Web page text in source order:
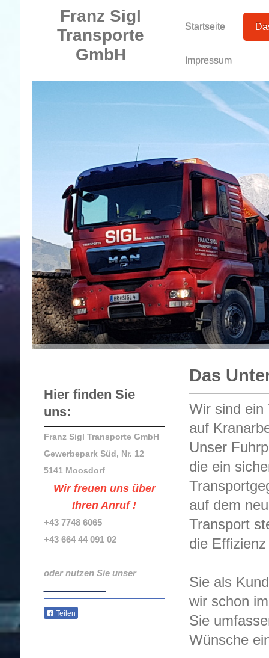
Franz Sigl
Transporte
GmbH
Startseite
Impressum
Das
Wir sind ein
auf
Unser
die ein
auf dem
Transport
die
Sie als
wir schon
Sie
Wünsche
Hier finden Sie
uns:
Franz Sigl Transporte GmbH
Gewerbepark Süd, Nr. 12
5141 Moosdorf
Wir freuen uns über
Ihren Anruf !
+43 7748 6065
+43 664 44 091 02
oder nutzen Sie unser
Teilen